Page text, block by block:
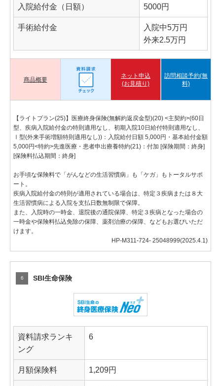
入院給付金（日額） 5000円
手術給付金
入院中5万円
外来2.5万円
商品概要
ネット申込
(お見積り)
訪問相談予約(無
料)
【ライトプラン(25)】医療終身保険(無解約返戻金型)(20) <主契約>(60日
型、疾病入院給付金の特則適用なし、初期入院10日給付特則適用なし、
Ⅰ型(外来手術増額特則適用なし))：入院給付日額 5,000円・基本給付金額
5,000円<特約>先進医療・患者申出療養特約(21)：付加 [保険期間：終身]
[保険料払込期間：終身]
お手頃な保険料で「がんなどの生活習慣病」も「ケガ」もトータルサポ
ート。
疾病入院給付金の特則が適用されている場合は、特定３疾病または８大
生活習慣病による入院を支払日数無制限で保障。
また、入院時の一時金、退院後の通院保障、特定３疾病となった場合の
一時金や保険料払込免除の保障、薬剤治療の保障、などもお選びいただ
けます。
HP-M311-724- 25048999(2025.4.1)
6 SBI生命保険
資料請求ランキ
ング
6
月額保険料 1,209円